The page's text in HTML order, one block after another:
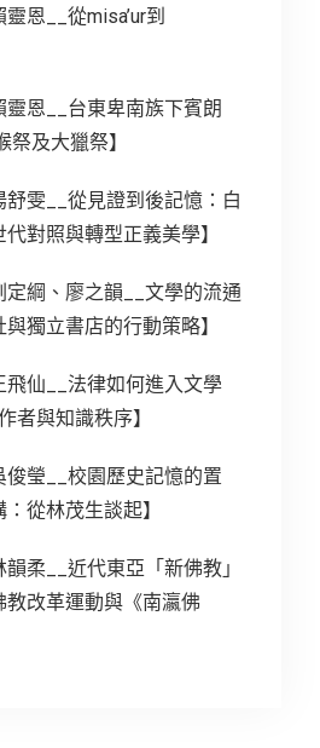
靈恩__從misa’ur到
靈恩__台東卑南族下賓朗
及大獵祭】
舒雯__從見證到後記憶：白
對照與轉型正義美學】
定綱、廖之韻__文學的流通
獨立書店的行動策略】
飛仙__法律如何進入文學
者與知識秩序】
俊瑩__校園歷史記憶的置
從林茂生談起】
韻柔__近代東亞「新佛教」
教改革運動與《南瀛佛